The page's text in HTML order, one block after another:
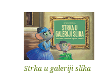
Strka u galeriji slika